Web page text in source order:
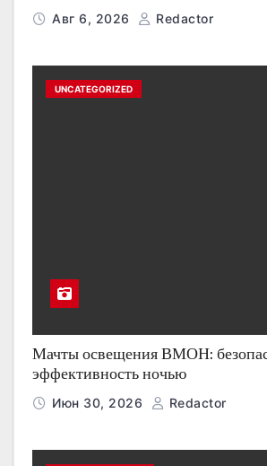
Авг 6, 2026 Redactor
UNCATEGORIZED
Мачты освещения ВМОН:
эффективность ночью
Июн 30, 2026 Redactor